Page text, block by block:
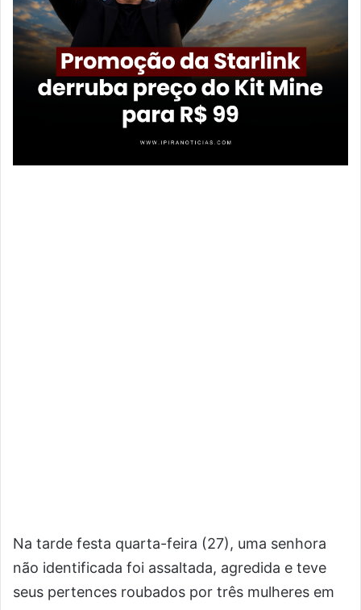
Na tarde festa quarta-feira (27), uma senhora
não identificada foi assaltada, agredida e teve
seus pertences roubados por três mulheres em